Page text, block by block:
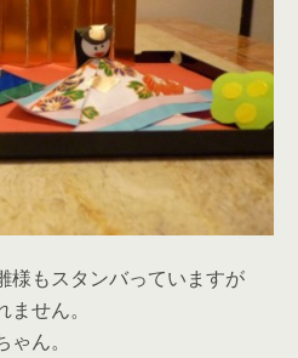
様もスタンバっていますが
せん。
ん。